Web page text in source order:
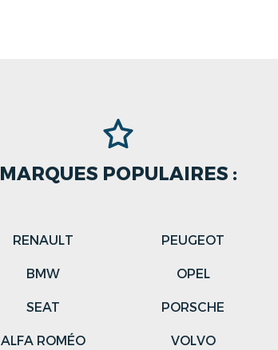
MARQUES POPULAIRES :
RENAULT PEUGEOT
BMW OPEL
SEAT PORSCHE
ALFA ROMÉO VOLVO